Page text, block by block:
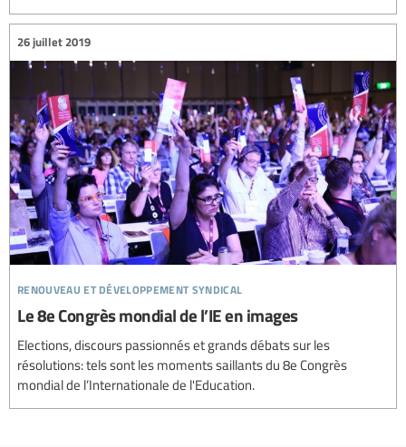
renouveau et développement syndical
26 juillet 2019
Le 8e Congrès mondial de l’IE en images
Elections, discours passionnés et grands débats sur les
résolutions: tels sont les moments saillants du 8e Congrès
mondial de l’Internationale de l'Education.